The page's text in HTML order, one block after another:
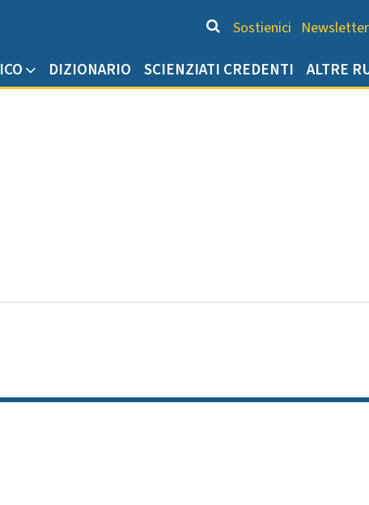
Chi siamo
Sostienici Newsletter
DIZIONARIO SCIENZIATI CREDENTI ALTRE